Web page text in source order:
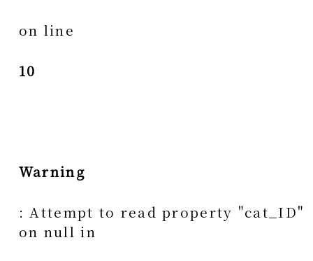
on line
10
Warning
: Attempt to read property "cat_ID"
on null in